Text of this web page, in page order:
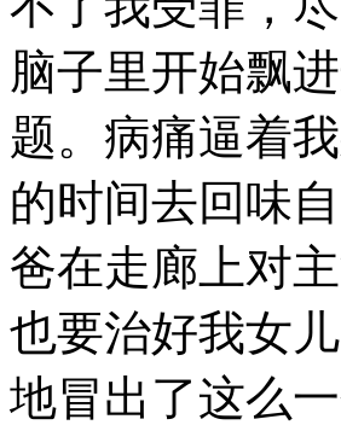
脑子里开始飘
题。病痛逼着
的时间去回味
爸在走廊上对
也要治好我女
地冒出了这么